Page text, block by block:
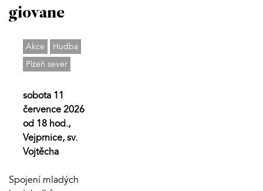
giovane
Akce
Hudba
Plzeň sever
sobota 11
července 2026
od 18 hod.,
Vejprnice, sv.
Vojtěcha
Spojení mladých